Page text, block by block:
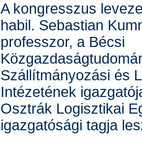
A kongresszus
habil. Sebastian
professzor, a Bécsi
Szállítmányozási és
Intézetének
Osztrák Logisztikai
igazgatósági tagja